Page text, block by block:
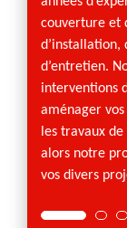
couverture et
d’installation,
d’entretien.
interventions
aménager
les travaux
alors notre
vos divers